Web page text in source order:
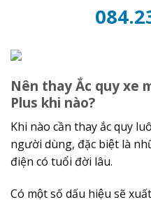
Nên thay Ắc quy xe
Plus khi nào?
Khi nào cần thay ắc quy
người dùng, đặc biệt là
điện có tuổi đời lâu.
Có một số dấu hiệu sẽ